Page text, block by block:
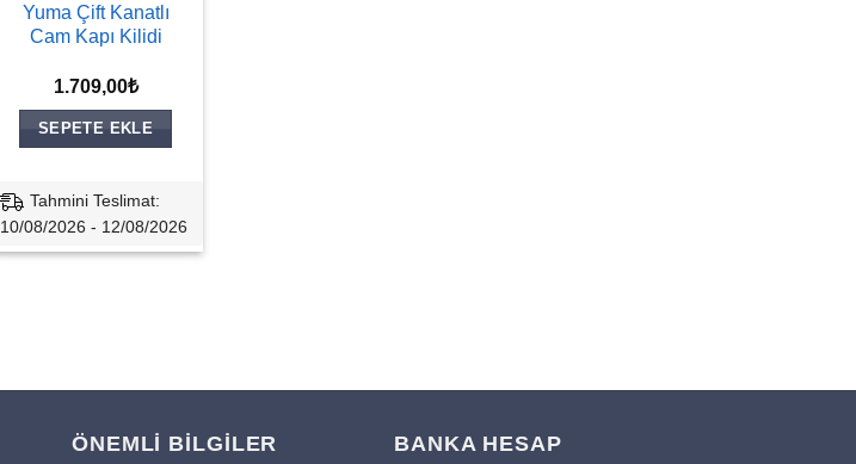
Yuma Çift Kanatlı
Cam Kapı Kilidi
1.709,00₺
SEPETE EKLE
Tahmini Teslimat:
10/08/2026 - 12/08/2026
ÖNEMLİ BİLGİLER
BANKA HESAP